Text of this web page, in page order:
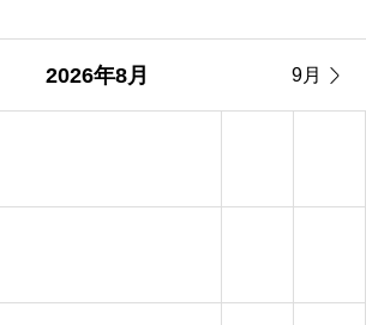
2026年8月 9月 